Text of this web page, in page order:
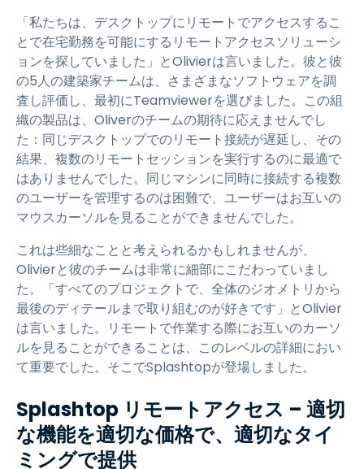
「私たちは、デスクトップにリモートでアクセスするこ
とで在宅勤務を可能にするリモートアクセスソリューシ
ョンを探していました」とOlivierは言いました。彼と彼
の5人の建築家チームは、さまざまなソフトウェアを調
査し評価し、最初にTeamviewerを選びました。この組
織の製品は、Oliverのチームの期待に応えませんでし
た：同じデスクトップでのリモート接続が遅延し、その
結果、複数のリモートセッションを実行するのに最適で
はありませんでした。同じマシンに同時に接続する複数
のユーザーを管理するのは困難で、ユーザーはお互いの
マウスカーソルを見ることができませんでした。
これは些細なことと考えられるかもしれませんが、
Olivierと彼のチームは非常に細部にこだわっていまし
た。「すべてのプロジェクトで、全体のジオメトリから
最後のディテールまで取り組むのが好きです」とOlivier
は言いました。リモートで作業する際にお互いのカーソ
ルを見ることができることは、このレベルの詳細におい
て重要でした。そこでSplashtopが登場しました。
Splashtop リモートアクセス – 適切
な機能を適切な価格で、適切なタイ
ミングで提供